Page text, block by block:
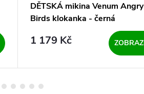
DĚTSKÁ mikina Venum Angry
Birds klokanka - černá
1 179 Kč